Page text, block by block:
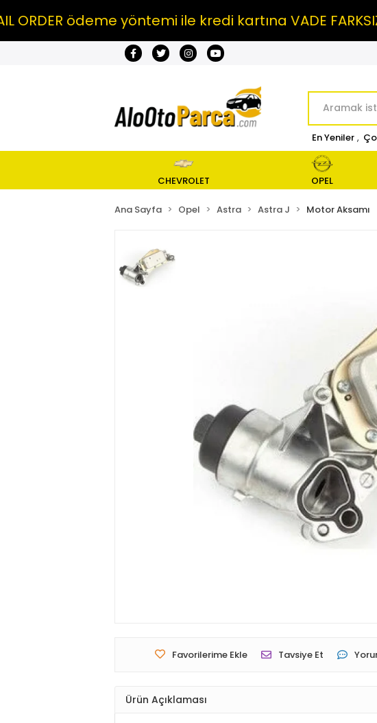
ödeme yöntemi ile kredi kartına VADE FARKSIZ
En Yeniler ,
CHEVROLET OPEL
Ana Sayfa Opel Astra Astra J Motor Aksamı
Favorilerime Ekle Tavsiye Et
Ürün Açıklaması